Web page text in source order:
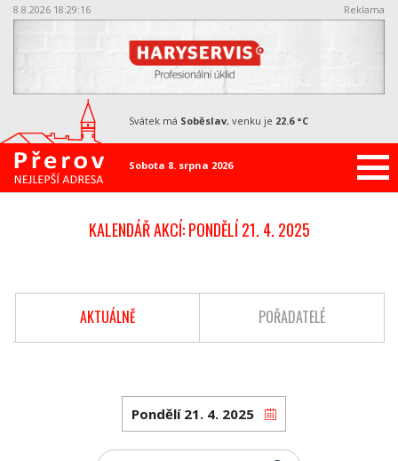
8.8.2026 18:29:17 Reklama
Sobota 8. srpna 2026
svátek má Soběslav, venku je 22.6 °C
KALENDÁŘ AKCÍ: PONDĚLÍ 21. 4. 2025
AKTUÁLNĚ POŘADATELÉ